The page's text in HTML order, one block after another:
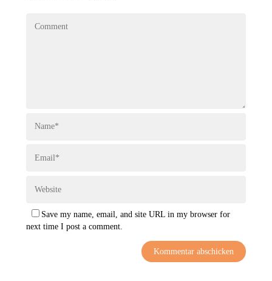
Save my name, email, and site URL in my browser for
next time I post a comment.